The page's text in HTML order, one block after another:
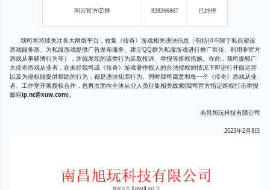
闲云官方②群 828266867 已封停
我司将持续关注各大网络平台，收集《传奇》游戏相关违法信息（包括但不限于私自架设
游戏服务器、为私服游戏提供广告发布服务、建立QQ群为私服游戏进行推广宣传、利用非官方
游戏从事赌博行为等），并就发现的该类行为采取投诉、举报等维权措施。在此，我司提醒广
大传奇游戏从业者，在未经我司或《传奇》游戏著作权人的合法授权的情况下即进行开服运营
以及为侵权服提供帮助的行为，都是违法犯罪行为。同时我司愿意和每一个《传奇》游戏从业
者、工作室开展授权合作，也再次面向全体从业人员征集相关线索(我司官方指定维权打击举报
邮箱ip.nc@xuw.com)。
南昌旭玩科技有限公司
2023年2月8日